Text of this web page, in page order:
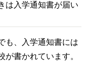
は入学通知書が届い
も、入学通知書には
が書かれています。